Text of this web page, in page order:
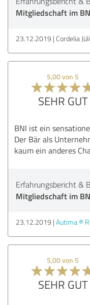
Mitgliedschaft im
23.12.2019 Cordelia
5,00 von 5
SEHR GUT
BNI ist ein
Der Bär als
kaum ein anderes
Erfahrungsbericht &
Mitgliedschaft im
23.12.2019 Autima ®
5,00 von 5
SEHR GUT